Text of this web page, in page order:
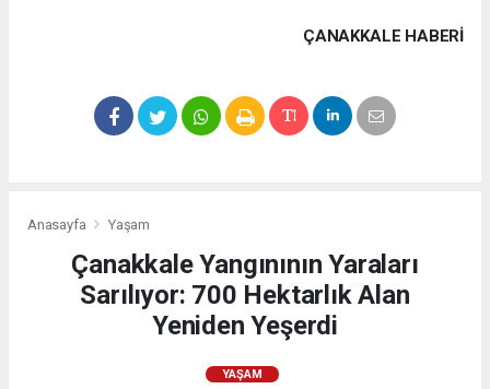
ÇANAKKALE HABERİ
Anasayfa Yaşam
Çanakkale Yangınının Yaraları
Sarılıyor: 700 Hektarlık Alan
Yeniden Yeşerdi
YAŞAM